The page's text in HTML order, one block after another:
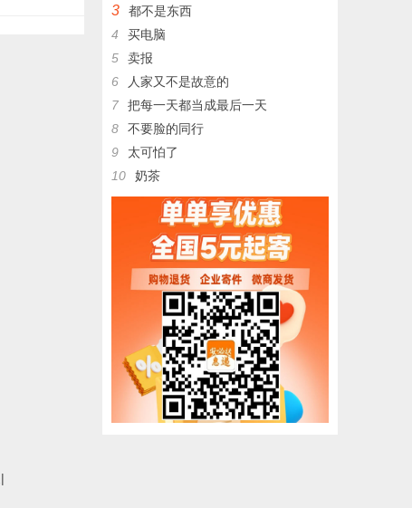
3
都不是东西
4
买电脑
5
卖报
6
人家又不是故意的
7
把每一天都当成最后一天
8
不要脸的同行
9
太可怕了
10
奶茶
|